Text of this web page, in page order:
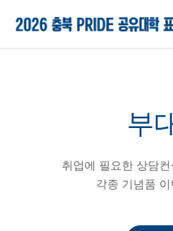
부
취업에 필요한 상담
각종 기념품